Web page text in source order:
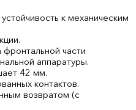
к механическим
фронтальной части
аппаратуры.
42 мм.
контактов.
возвратом (с